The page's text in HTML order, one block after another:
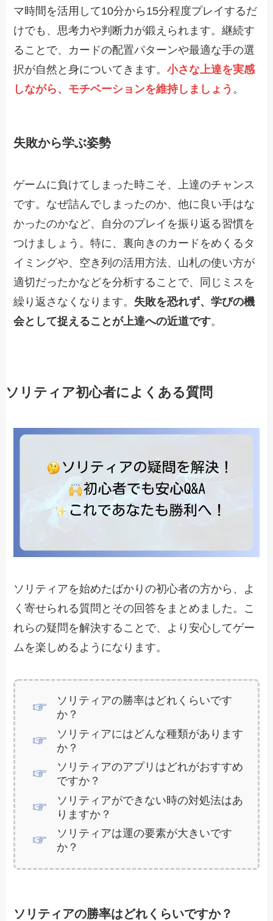
マ時間を活用して10分から15分程度プレイするだ
けでも、思考力や判断力が鍛えられます。継続す
ることで、カードの配置パターンや最適な手の選
択が自然と身についてきます。小さな上達を実感
しながら、モチベーションを維持しましょう 。
失敗から学ぶ姿勢
ゲームに負けてしまった時こそ、上達のチャンス
です。なぜ詰んでしまったのか、他に良い手はな
かったのかなど、自分のプレイを振り返る習慣を
つけましょう。特に、裏向きのカードをめくるタ
イミングや、空き列の活用方法、山札の使い方が
適切だったかなどを分析することで、同じミスを
繰り返さなくなります。 失敗を恐れず、学びの機
会として捉えることが上達への近道です。
ソリティア初心者によくある質問
ソリティアを始めたばかりの初心者の方から、よ
く寄せられる質問とその回答をまとめました。こ
れらの疑問を解決することで、より安心してゲー
ムを楽しめるようになります。
ソリティアの勝率はどれくらいです
か？
ソリティアにはどんな種類があります
か？
ソリティアのアプリはどれがおすすめ
ですか？
ソリティアができない時の対処法はあ
りますか？
ソリティアは運の要素が大きいです
か？
ソリティアの勝率はどれくらいですか？